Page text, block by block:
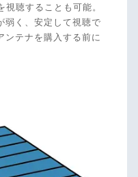
聴することも可能。
弱く、安定して視聴で
ンテナを購入する前に